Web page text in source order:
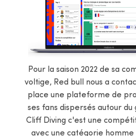
Pour la saison 2022 de sa
voltige, Red bull nous a
place une plateforme de
ses fans dispersés autour du
Cliff Diving c'est une
avec une catégorie